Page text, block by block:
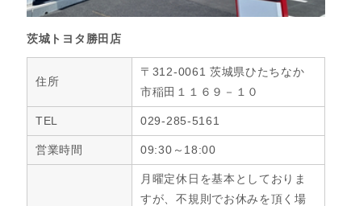
茨城トヨタ勝田店
住所
〒312-0061 茨城県ひたちなか
市稲田１１６９－１０
TEL 029-285-5161
営業時間 09:30～18:00
月曜定休日を基本としておりま
すが、不規則でお休みを頂く場